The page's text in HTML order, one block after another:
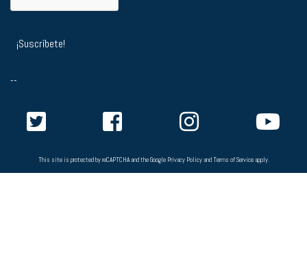
--
This site is protected by reCAPTCHA and the Google Privacy PolicyandTerms of Serviceapply.